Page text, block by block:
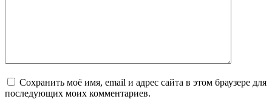
Сохранить моё имя, email и адрес сайта в этом браузере для
последующих моих комментариев.